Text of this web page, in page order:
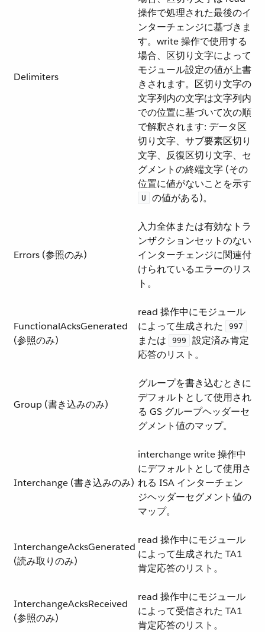
Delimiters
操作で処理された最後のイ
ンターチェンジに基づきま
す。write 操作で使用する
場合、区切り文字によって
モジュール設定の値が上書
きされます。区切り文字の
文字列内の文字は文字列内
での位置に基づいて次の順
で解釈されます: データ区
切り文字、サブ要素区切り
文字、反復区切り文字、セ
グメントの終端文字 (その
位置に値がないことを示す
U ​ の値がある)。
Errors (参照のみ)
入力全体または有効なトラ
ンザクションセットのない
インターチェンジに関連付
けられているエラーのリス
ト。
FunctionalAcksGenerated
(参照のみ)
read 操作中にモジュール
によって生成された ​
997
または ​
999
​ 設定済み肯定
応答のリスト。
Group (書き込みのみ)
グループを書き込むときに
デフォルトとして使用され
る GS グループヘッダーセ
グメント値のマップ。
Interchange (書き込みのみ)
interchange write 操作中
にデフォルトとして使用さ
れる ISA インターチェン
ジヘッダーセグメント値の
マップ。
InterchangeAcksGenerated
(読み取りのみ)
read 操作中にモジュール
によって生成された TA1
肯定応答のリスト。
InterchangeAcksReceived
(参照のみ)
read 操作中にモジュール
によって受信された TA1
肯定応答のリスト。